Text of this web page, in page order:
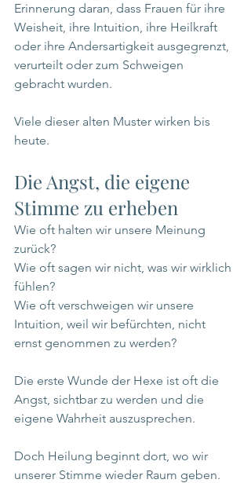
Erinnerung daran, dass Frauen für ihre
Weisheit, ihre Intuition, ihre Heilkraft
oder ihre Andersartigkeit ausgegrenzt,
verurteilt oder zum Schweigen
gebracht wurden.
Viele dieser alten Muster wirken bis
heute.
Die Angst, die eigene
Stimme zu erheben
Wie oft halten wir unsere Meinung
zurück?
Wie oft sagen wir nicht, was wir wirklich
fühlen?
Wie oft verschweigen wir unsere
Intuition, weil wir befürchten, nicht
ernst genommen zu werden?
Die erste Wunde der Hexe ist oft die
Angst, sichtbar zu werden und die
eigene Wahrheit auszusprechen.
Doch Heilung beginnt dort, wo wir
unserer Stimme wieder Raum geben.